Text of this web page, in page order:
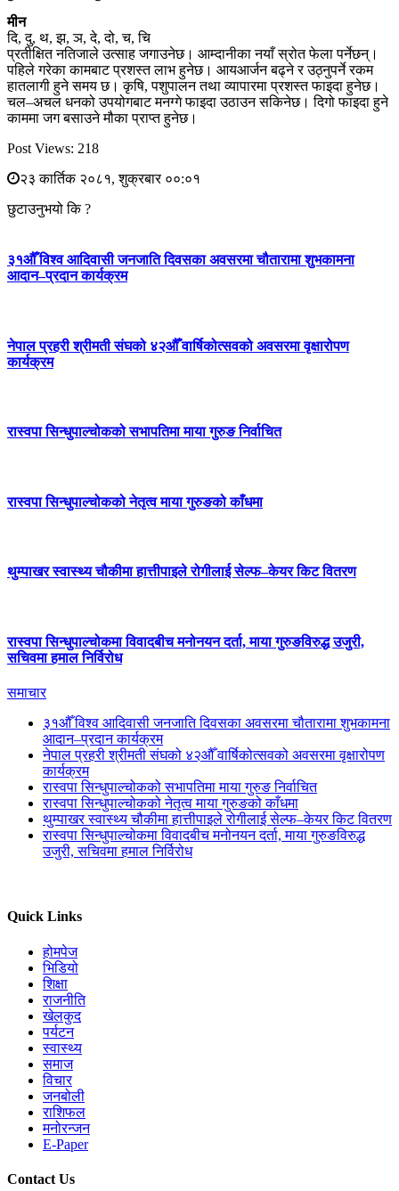
मीन
दि, दु, थ, झ, ञ, दे, दो, च, चि
प्रतीक्षित नतिजाले उत्साह जगाउनेछ। आम्दानीका नयाँ स्रोत फेला पर्नेछन्।
पहिले गरेका कामबाट प्रशस्त लाभ हुनेछ। आयआर्जन बढ्ने र उठ्नुपर्ने रकम
हातलागी हुने समय छ। कृषि, पशुपालन तथा व्यापारमा प्रशस्त फाइदा हुनेछ।
चल–अचल धनको उपयोगबाट मनग्गे फाइदा उठाउन सकिनेछ। दिगो फाइदा हुने
काममा जग बसाउने मौका प्राप्त हुनेछ।
Post Views: 218
२३ कार्तिक २०८१, शुक्रबार ००:०१
छुटाउनुभयो कि ?
३१औँ विश्व आदिवासी जनजाति दिवसका अवसरमा चौतारामा शुभकामना
आदान–प्रदान कार्यक्रम
नेपाल प्रहरी श्रीमती संघको ४२औँ वार्षिकोत्सवको अवसरमा वृक्षारोपण
कार्यक्रम
रास्वपा सिन्धुपाल्चोकको सभापतिमा माया गुरुङ निर्वाचित
रास्वपा सिन्धुपाल्चोकको नेतृत्व माया गुरुङको काँधमा
थुम्पाखर स्वास्थ्य चौकीमा हात्तीपाइले रोगीलाई सेल्फ–केयर किट वितरण
रास्वपा सिन्धुपाल्चोकमा विवादबीच मनोनयन दर्ता, माया गुरुङविरुद्ध उजुरी,
सचिवमा हमाल निर्विरोध
समाचार
३१औँ विश्व आदिवासी जनजाति दिवसका अवसरमा चौतारामा शुभकामना
आदान–प्रदान कार्यक्रम
नेपाल प्रहरी श्रीमती संघको ४२औँ वार्षिकोत्सवको अवसरमा वृक्षारोपण
कार्यक्रम
रास्वपा सिन्धुपाल्चोकको सभापतिमा माया गुरुङ निर्वाचित
रास्वपा सिन्धुपाल्चोकको नेतृत्व माया गुरुङको काँधमा
थुम्पाखर स्वास्थ्य चौकीमा हात्तीपाइले रोगीलाई सेल्फ–केयर किट वितरण
रास्वपा सिन्धुपाल्चोकमा विवादबीच मनोनयन दर्ता, माया गुरुङविरुद्ध
उजुरी, सचिवमा हमाल निर्विरोध
Quick Links
होमपेज
भिडियो
शिक्षा
राजनीति
खेलकुद
पर्यटन
स्वास्थ्य
समाज
विचार
जनबोली
राशिफल
मनोरन्जन
E-Paper
Contact Us